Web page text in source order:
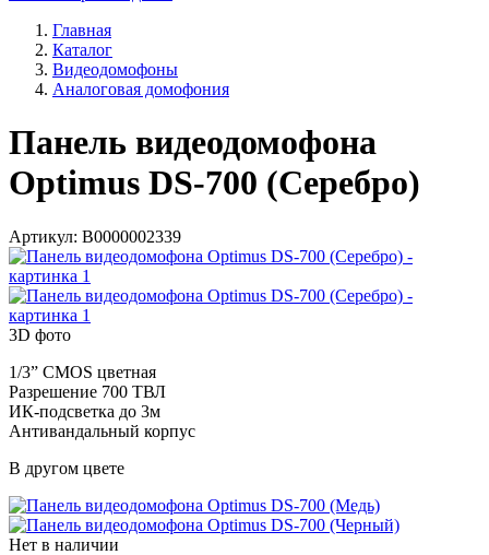
Главная
Каталог
Видеодомофоны
Аналоговая домофония
Панель видеодомофона
Optimus DS-700 (Серебро)
Артикул: В0000002339
3D фото
1/3” CMOS цветная
Разрешение 700 ТВЛ
ИК-подсветка до 3м
Антивандальный корпус
В другом цвете
Нет в наличии